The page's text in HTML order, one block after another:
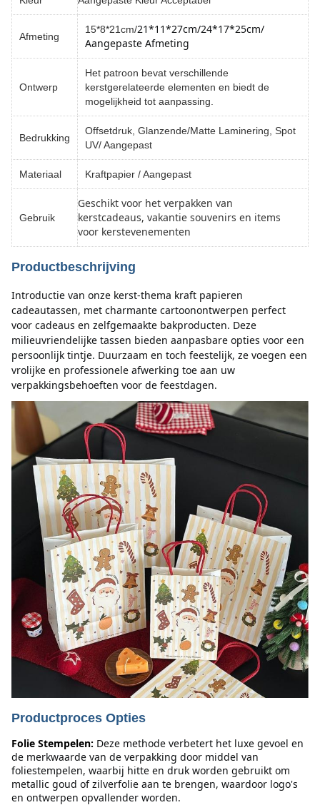
Afmeting
15*8*21cm/21*11*27cm/24*17*25cm/
Aangepaste Afmeting
Ontwerp
Het patroon bevat verschillende
kerstgerelateerde elementen en biedt de
mogelijkheid tot aanpassing.
Bedrukking
Offsetdruk, Glanzende/Matte Laminering, Spot
UV/ Aangepast
Materiaal Kraftpapier / Aangepast
Gebruik
Geschikt voor het verpakken van
kerstcadeaus, vakantie souvenirs en items
voor kerstevenementen
Productbeschrijving
Introductie van onze kerst-thema kraft papieren
cadeautassen, met charmante cartoonontwerpen perfect
voor cadeaus en zelfgemaakte bakproducten. Deze
milieuvriendelijke tassen bieden aanpasbare opties voor een
persoonlijk tintje. Duurzaam en toch feestelijk, ze voegen een
vrolijke en professionele afwerking toe aan uw
verpakkingsbehoeften voor de feestdagen.
Productproces Opties
Folie Stempelen: Deze methode verbetert het luxe gevoel en
de merkwaarde van de verpakking door middel van
foliestempelen, waarbij hitte en druk worden gebruikt om
metallic goud of zilverfolie aan te brengen, waardoor logo's
en ontwerpen opvallender worden.